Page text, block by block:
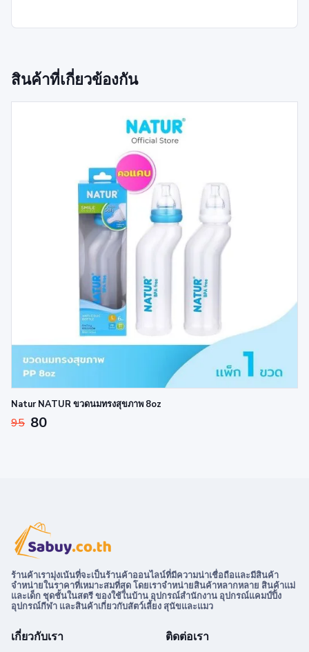
สินค้าที่เกี่ยวข้องกัน
Natur NATUR ขวดนมทรงสุขภาพ 8oz
95 80
ร้านค้าเรามุ่งเน้นที่จะเป็นร้านค้าออนไลน์ที่มีความน่าเชื่อถือและมีสินค้า
จำหน่ายในราคาที่เหมาะสมที่สุด โดยเราจำหน่ายสินค้าหลากหลาย สินค้าแม่
และเด็ก ชุดชั้นในสตรี ของใช้ในบ้าน อุปกรณ์สำนักงาน อุปกรณ์แคมป์ปิ้ง
อุปกรณ์กีฬา และสินค้าเกี่ยวกับสัตว์เลี้ยง สุนัขและแมว
เกี่ยวกับเรา ติดต่อเรา